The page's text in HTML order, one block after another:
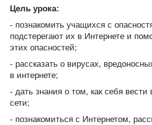
Цель урока:
- познакомить учащихся с
подстерегают их в Интернете и
этих опасностей;
- рассказать о вирусах,
в интернете;
- дать знания о том, как себя вести
сети;
- познакомиться с Интернетом,